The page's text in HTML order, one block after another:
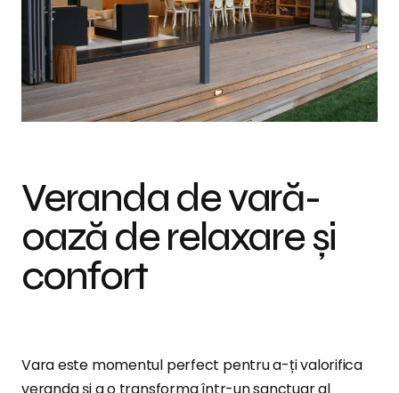
Veranda de vară-
oază de relaxare și
confort
Vara este momentul perfect pentru a-ți valorifica